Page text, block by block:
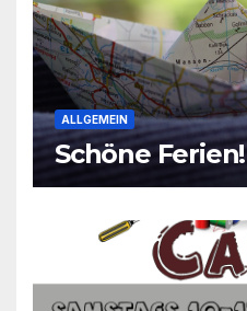
ALLGEMEIN
Schöne Ferien!